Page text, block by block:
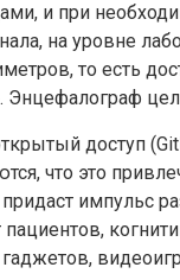
и при
на уровне
то есть
Энцефалограф
доступ
что это
импульс
пациентов,